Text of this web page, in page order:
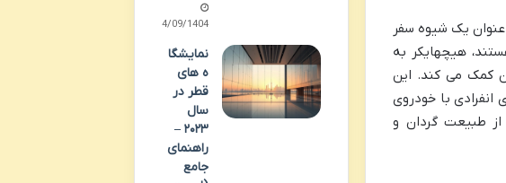
یک شیوه سفر
هیچهایکر به
کمک می کند. این
با خودروی
طبیعت گردان و
04/09/1404
نمایشگا
ه های
قطر در
سال
۲۰۲۳ –
راهنمای
جامع